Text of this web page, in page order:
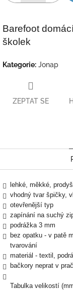
Barefoot
školek
Kategorie: Jonap
ZEPTAT SE
lehké, měkké,
vhodný tvar špičky,
otevřenější typ
zapínání na suchý
podrážka 3 mm
bez opatku - v patě
tvarování
materiál - textil,
bačkory neprat v
Tabulka velikostí